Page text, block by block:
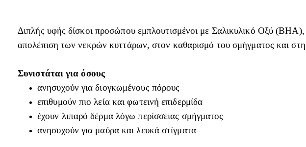
Διπλής υφής δίσκοι προσώπου εμπλουτισμένοι με Σαλικυλικό Οξύ
απολέπιση των νεκρών κυττάρων, στον καθαρισμό του σμήγματος και
Συνιστάται για όσους
ανησυχούν για διογκωμένους πόρους
επιθυμούν πιο λεία και φωτεινή επιδερμίδα
έχουν λιπαρό δέρμα λόγω περίσσειας σμήγματος
ανησυχούν για μαύρα και λευκά στίγματα